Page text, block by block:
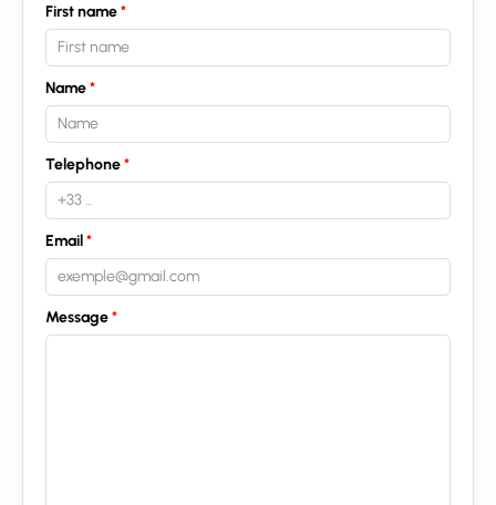
First name
Name
Telephone
Email
Message